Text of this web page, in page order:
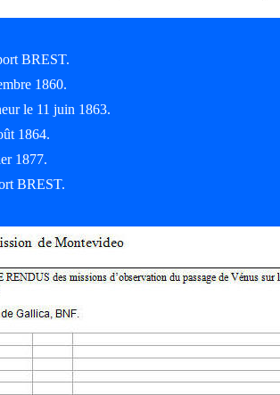
BREST.
1860.
le 11 juin 1863.
1864.
1877.
BREST.